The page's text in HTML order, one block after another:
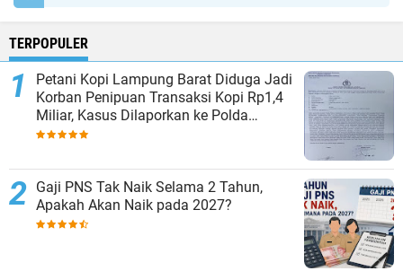
TERPOPULER
Petani Kopi Lampung Barat Diduga Jadi
Korban Penipuan Transaksi Kopi Rp1,4
Miliar, Kasus Dilaporkan ke Polda
Lampung
Gaji PNS Tak Naik Selama 2 Tahun,
Apakah Akan Naik pada 2027?